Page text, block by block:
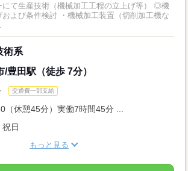
て生産技術（機械加工工程の立上げ等） ◎機
機械加工装置（切削加工機な
術系
豊田駅（徒歩 7分）
交通費一部支給
（休憩45分）実働7時間45分 ...
日
もっと見る